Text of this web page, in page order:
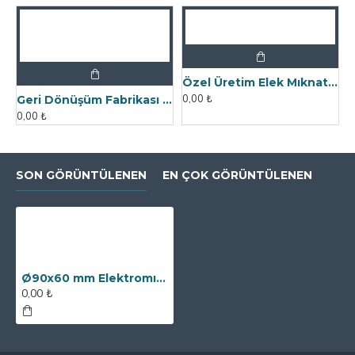
Geri Dönüşüm Fabrikası İçin Kolay Temizlenebilir Neodyum Elek Mıknatıs
0,00 ₺
Özel Üretim Elek Mıknatıs - Un Fabrikasına
0,00 ₺
SON GÖRÜNTÜLENEN EN ÇOK GÖRÜNTÜLENEN
Ø90x60 mm Elektromıknatıs - 330 kg Çekim Gücü
0,00 ₺